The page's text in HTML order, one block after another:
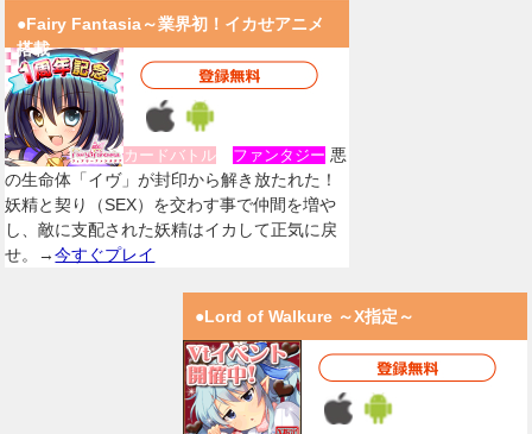
●Fairy Fantasia～業界初！イカせアニメ
搭載
カードバトル ファンタジー 悪
の生命体「イヴ」が封印から解き放たれた！
妖精と契り（SEX）を交わす事で仲間を増や
し、敵に支配された妖精はイカして正気に戻
せ。→今すぐプレイ
●Lord of Walkure ～X指定～